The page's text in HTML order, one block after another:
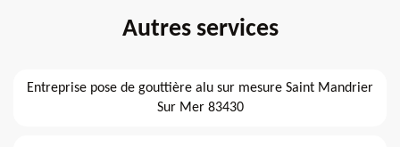
Autres services
Entreprise pose de gouttière alu sur mesure Saint Mandrier
Sur Mer 83430